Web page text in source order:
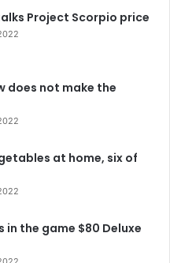
Project Scorpio price
does not make the
at home, six of
in the game $80 Deluxe